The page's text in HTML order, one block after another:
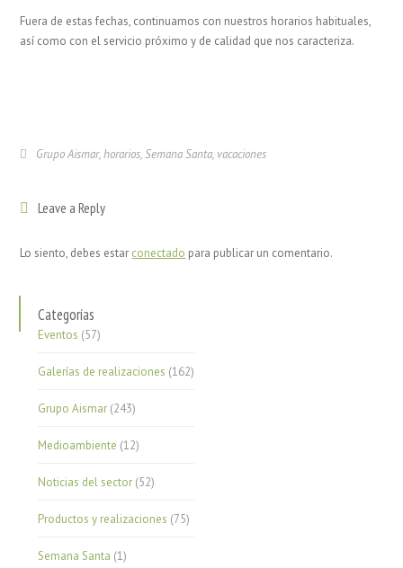
Fuera de estas fechas, continuamos con nuestros horarios habituales,
así como con el servicio próximo y de calidad que nos caracteriza.
Grupo Aismar,horarios,Semana Santa, vacaciones
Leave a Reply
Lo siento, debes estar conectado para publicar un comentario.
Categorías
Eventos (57)
Galerías de realizaciones (162)
Grupo Aismar (243)
Medioambiente (12)
Noticias del sector (52)
Productos y realizaciones (75)
Semana Santa (1)